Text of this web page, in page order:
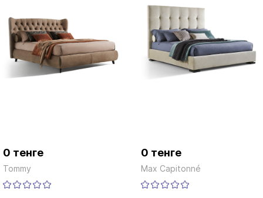
0 тенге
Tommy
0 тенге
Max Capitonné